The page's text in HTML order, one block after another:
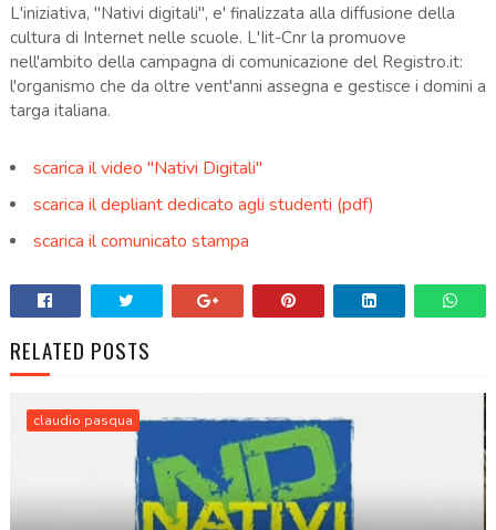
L'iniziativa, ''Nativi digitali'', e' finalizzata alla diffusione della
cultura di Internet nelle scuole. L'Iit-Cnr la promuove
nell'ambito della campagna di comunicazione del Registro.it:
l'organismo che da oltre vent'anni assegna e gestisce i domini a
targa italiana.
scarica il video "Nativi Digitali"
scarica il depliant dedicato agli studenti (pdf)
scarica il comunicato stampa
RELATED POSTS
claudio pasqua